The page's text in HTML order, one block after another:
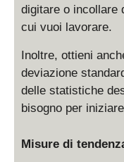
digitare o incollare
cui vuoi lavorare.
Inoltre, ottieni
deviazione
delle statistiche
bisogno per
Misure di